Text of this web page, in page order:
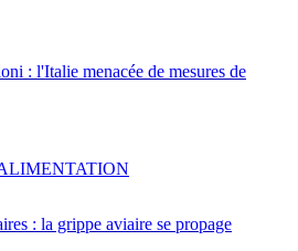
: l'Italie menacée de mesures de
: la grippe aviaire se propage